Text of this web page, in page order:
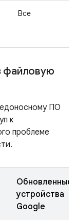
Все
файловую
ПО
к
проблеме
Обновленные
устройства
Google